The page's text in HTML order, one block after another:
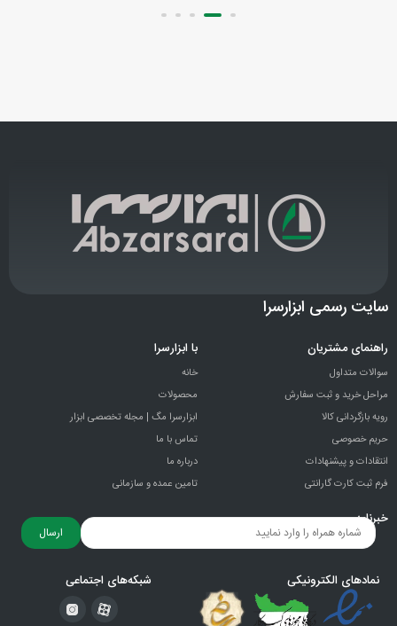
سایت رسمی ابزارسرا
راهنمای مشتریان
سوالات متداول
مراحل خرید و ثبت سفارش
رویه بازگردانی کالا
حریم خصوصی
انتقادات و پيشنهادات
فرم ثبت کارت گارانتی
با ابزارسرا
خانه
محصولات
ابزارسرا مگ | مجله تخصصی ابزار
تماس با ما
درباره ما
تامین عمده و سازمانی
خبرنامه
ارسال
نمادهای الکترونیکی شبکه‌های اجتماعی